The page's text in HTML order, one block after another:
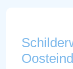
Oosteind